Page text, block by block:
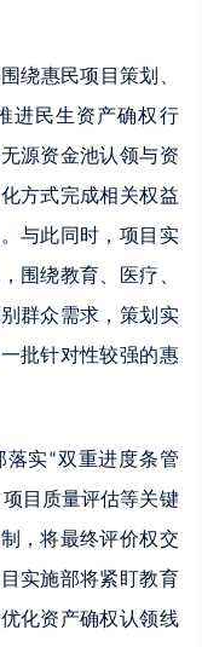
绕惠民项目策划、
进民生资产确权行
源资金池认领与资
方式完成相关权益
与此同时，项目实
围绕教育、医疗、
群众需求，策划实
批针对性较强的惠
落实“双重进度条管
目质量评估等关键
，将最终评价权交
实施部将紧盯教育
化资产确权认领线